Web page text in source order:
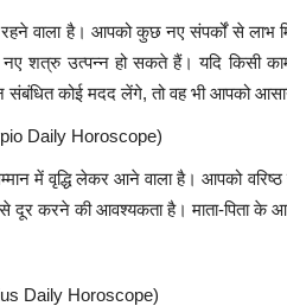
वाला है। आपको कुछ नए संपर्कों से लाभ
उत्पन्न हो सकते हैं। यदि किसी
कोई मदद लेंगे, तो वह भी आपको
Daily Horoscope)
में वृद्धि लेकर आने वाला है। आपको वरिष्ठ
करने की आवश्यकता है। माता-पिता के
Daily Horoscope)